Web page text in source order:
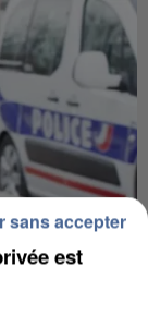
est
sans accepter